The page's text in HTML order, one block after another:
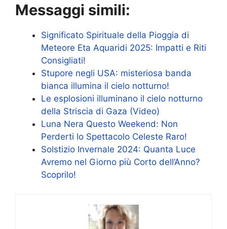
Messaggi simili:
Significato Spirituale della Pioggia di
Meteore Eta Aquaridi 2025: Impatti e Riti
Consigliati!
Stupore negli USA: misteriosa banda
bianca illumina il cielo notturno!
Le esplosioni illuminano il cielo notturno
della Striscia di Gaza (Video)
Luna Nera Questo Weekend: Non
Perderti lo Spettacolo Celeste Raro!
Solstizio Invernale 2024: Quanta Luce
Avremo nel Giorno più Corto dell’Anno?
Scoprilo!